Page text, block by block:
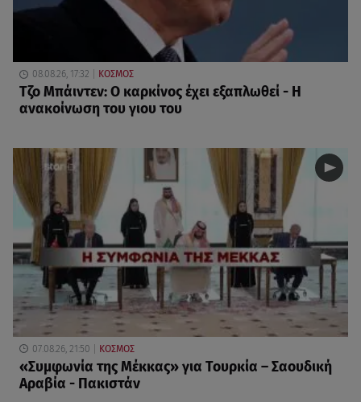
08.08.26, 17:32 ΚΟΣΜΟΣ
Τζο Μπάιντεν: Ο καρκίνος έχει εξαπλωθεί - Η
ανακοίνωση του γιου του
07.08.26, 21:50 ΚΟΣΜΟΣ
«Συμφωνία της Μέκκας» για Τουρκία – Σαουδική
Αραβία - Πακιστάν